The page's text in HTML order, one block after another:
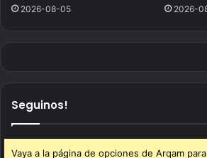
2026-08-05 2026-
Seguinos!
Vaya a la página de opciones de Arqam